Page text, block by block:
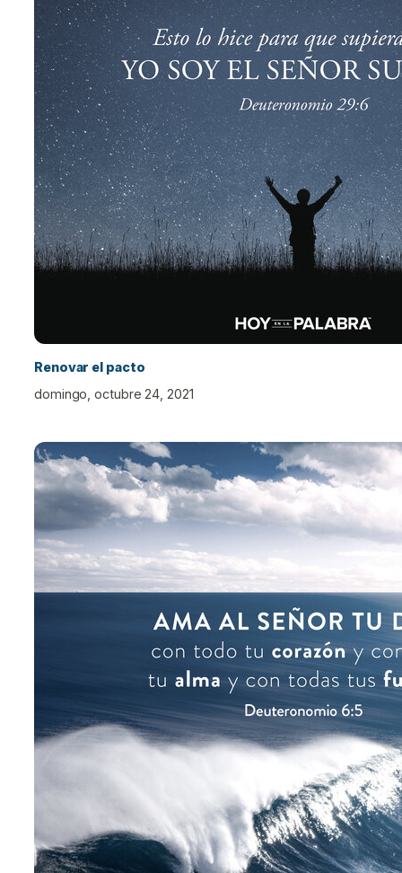
Renovar el pacto
domingo, octubre 24, 2021